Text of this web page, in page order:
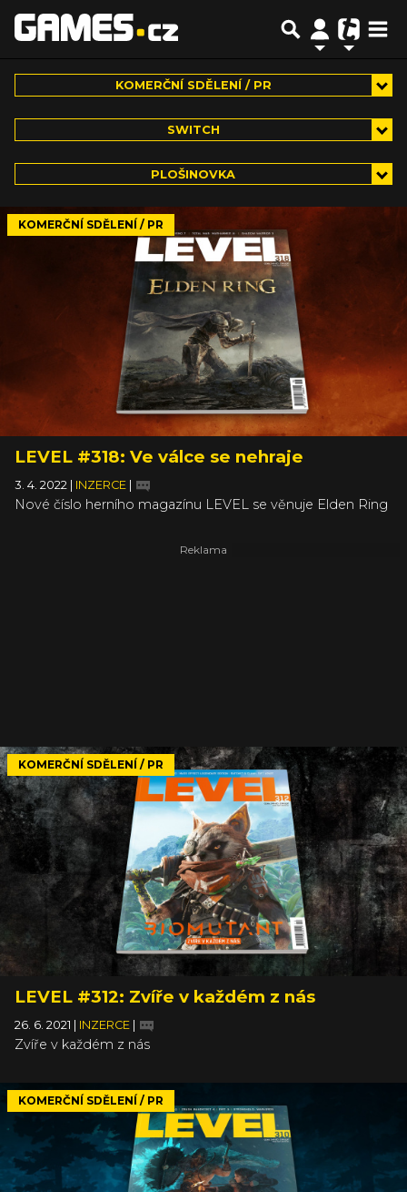
KOMERČNÍ SDĚLENÍ / PR
SWITCH
PLOŠINOVKA
KOMERČNÍ SDĚLENÍ / PR
LEVEL #318: Ve válce se nehraje
3. 4. 2022 INZERCE
Nové číslo herního magazínu LEVEL se věnuje Elden Ring
KOMERČNÍ SDĚLENÍ / PR
LEVEL #312: Zvíře v každém z nás
26. 6. 2021 INZERCE
Zvíře v každém z nás
KOMERČNÍ SDĚLENÍ / PR